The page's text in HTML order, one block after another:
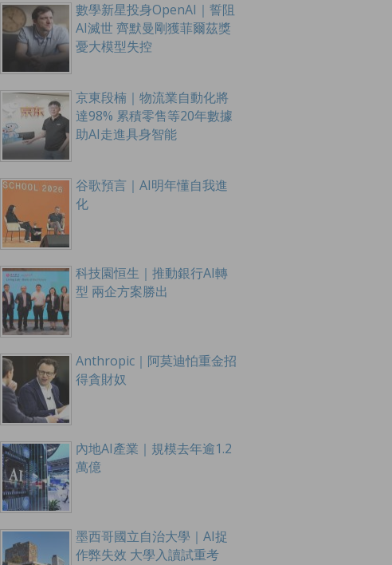
數學新星投身OpenAI｜誓阻
AI滅世 齊默曼剛獲菲爾茲獎
憂大模型失控
京東段楠｜物流業自動化將
達98% 累積零售等20年數據
助AI走進具身智能
谷歌預言｜AI明年懂自我進
化
科技園恒生｜推動銀行AI轉
型 兩企方案勝出
Anthropic｜阿莫迪怕重金招
得貪財奴
內地AI產業｜規模去年逾1.2
萬億
墨西哥國立自治大學｜AI捉
作弊失效 大學入讀試重考